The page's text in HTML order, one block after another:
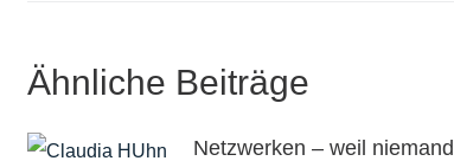
Ähnliche Beiträge
Netzwerken – weil niemand